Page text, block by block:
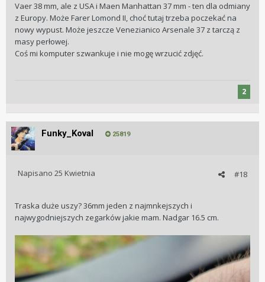
Vaer 38 mm, ale z USA i Maen Manhattan 37 mm - ten dla odmiany
z Europy. Może Farer Lomond II, choć tutaj trzeba poczekać na
nowy wypust. Może jeszcze Venezianico Arsenale 37 z tarczą z
masy perłowej.
Coś mi komputer szwankuje i nie mogę wrzucić zdjęć.
2
Funky_Koval 25819
#18
Napisano 25 Kwietnia
Traska duże uszy? 36mm jeden z najmnkejszych i
najwygodniejszych zegarków jakie mam. Nadgar 16.5 cm.